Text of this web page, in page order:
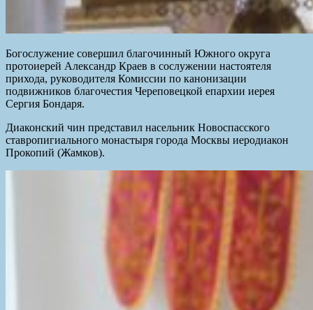
Богослужение совершил благочинный Южного округа
протоиерей Александр Краев в сослужении настоятеля
прихода, руководителя Комиссии по канонизации
подвижников благочестия Череповецкой епархии иерея
Сергия Бондаря.
Диаконский чин представил насельник Новоспасского
ставропигиального монастыря города Москвы иеродиакон
Прокопий (Жамков).